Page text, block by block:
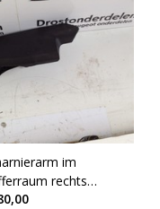
im
rechts
308cc